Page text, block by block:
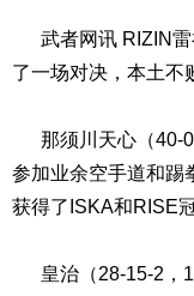
武者网讯 RIZIN雷
了一场对决，本土不
那须川天心（40-0
参加业余空手道和踢
获得了ISKA和RISE
皇治（28-15-2，